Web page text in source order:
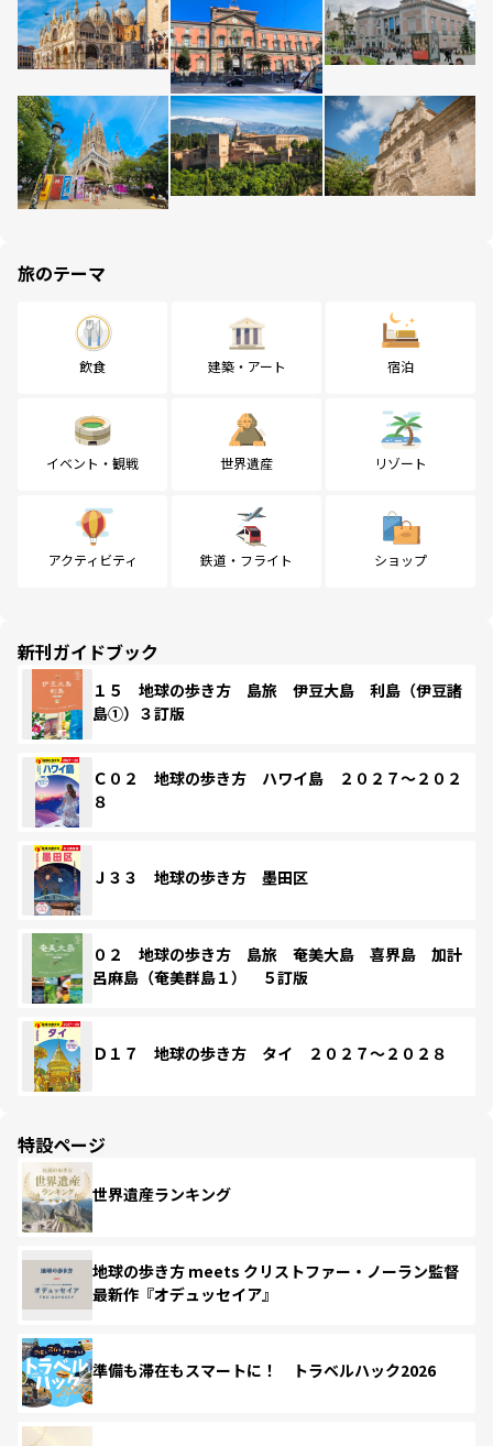
旅のテーマ
飲食 建築・アート 宿泊
イベント・観戦 世界遺産 リゾート
アクティビティ 鉄道・フライト ショップ
新刊ガイドブック
１５ 地球の歩き方 島旅 伊豆大島 利島（伊豆諸
島①）３訂版
Ｃ０２ 地球の歩き方 ハワイ島 ２０２７～２０２
８
Ｊ３３ 地球の歩き方 墨田区
０２ 地球の歩き方 島旅 奄美大島 喜界島 加計
呂麻島（奄美群島１） ５訂版
Ｄ１７ 地球の歩き方 タイ ２０２７～２０２８
特設ページ
世界遺産ランキング
地球の歩き方 meets クリストファー・ノーラン監督
最新作『オデュッセイア』
準備も滞在もスマートに！ トラベルハック2026